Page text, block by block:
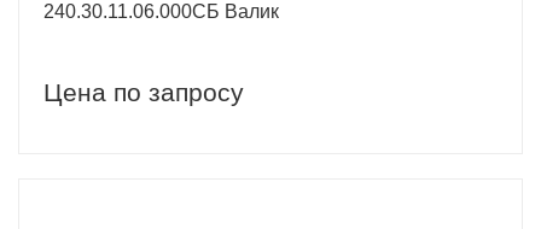
240.30.11.06.000СБ Валик
Цена по запросу